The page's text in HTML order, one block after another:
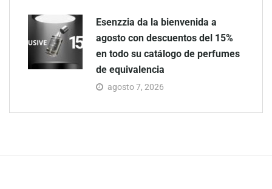
Esenzzia da la bienvenida a
agosto con descuentos del 15%
en todo su catálogo de perfumes
de equivalencia
agosto 7, 2026